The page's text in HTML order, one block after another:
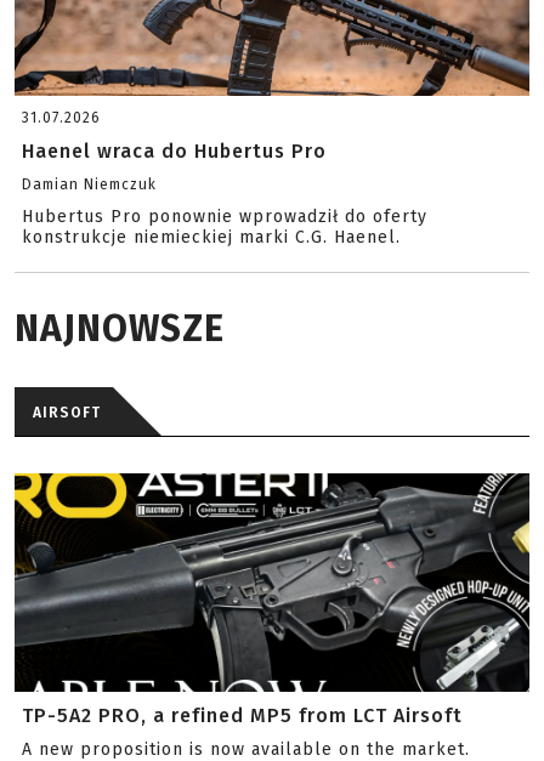
31.07.2026
Haenel wraca do Hubertus Pro
Damian Niemczuk
Hubertus Pro ponownie wprowadził do oferty
konstrukcje niemieckiej marki C.G. Haenel.
NAJNOWSZE
AIRSOFT
TP-5A2 PRO, a refined MP5 from LCT Airsoft
A new proposition is now available on the market.